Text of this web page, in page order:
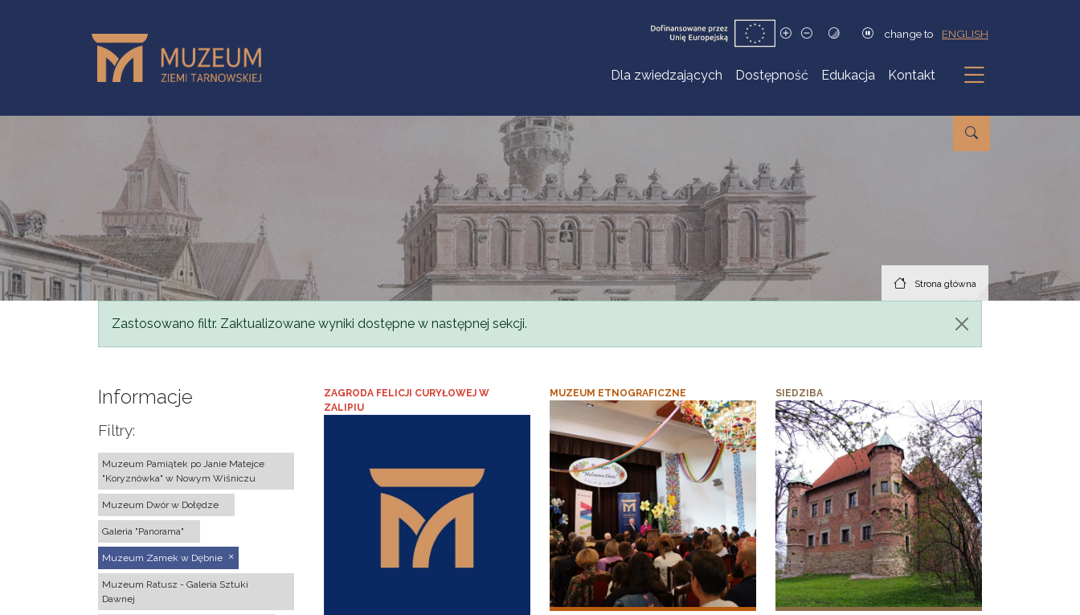
change to ENGLISH
Dla zwiedzających Dostępność Edukacja Kontakt
Podmenu
Strona główna
Komunikat
Zastosowano filtr. Zaktualizowane wyniki dostępne w następnej sekcji.
Informacje
Filtry:
Muzeum Pamiątek po Janie Matejce
"Koryznówka" w Nowym Wiśniczu
Muzeum Dwór w Dołędze
Galeria "Panorama"
Muzeum Zamek w Dębnie
Muzeum Ratusz - Galeria Sztuki
Dawnej
ZAGRODA FELICJI CURYŁOWEJ W
ZALIPIU
MUZEUM ETNOGRAFICZNE SIEDZIBA